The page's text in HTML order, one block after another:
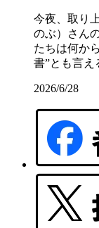
今夜、取り
のぶ）さん
たちは何か
書”とも言
2026/6/28